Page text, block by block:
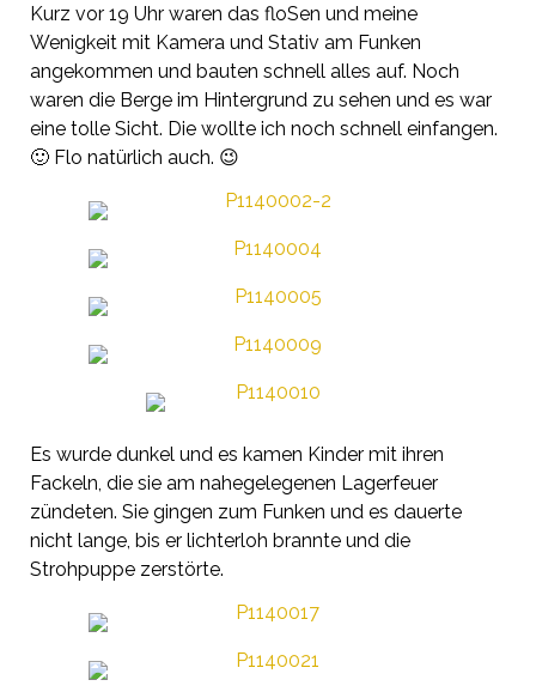
Kurz vor 19 Uhr waren das floSen und meine
Wenigkeit mit Kamera und Stativ am Funken
angekommen und bauten schnell alles auf. Noch
waren die Berge im Hintergrund zu sehen und es war
eine tolle Sicht. Die wollte ich noch schnell einfangen.
🙂 Flo natürlich auch. 😉
Es wurde dunkel und es kamen Kinder mit ihren
Fackeln, die sie am nahegelegenen Lagerfeuer
zündeten. Sie gingen zum Funken und es dauerte
nicht lange, bis er lichterloh brannte und die
Strohpuppe zerstörte.